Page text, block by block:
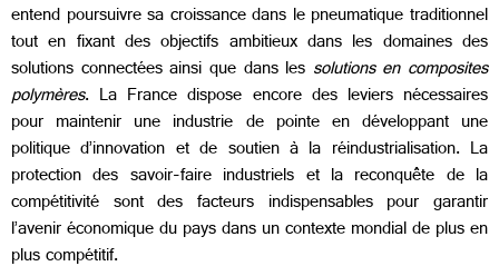
entend poursuivre sa croissance dans le pneumatique traditionnel
tout en fixant des objectifs ambitieux dans les domaines des
solutions connectées ainsi que dans les solutions en composites
polymères. La France dispose encore des leviers nécessaires
pour maintenir une industrie de pointe en développant une
politique d’innovation et de soutien à la réindustrialisation. La
protection des savoir-faire industriels et la reconquête de la
compétitivité sont des facteurs indispensables pour garantir
l’avenir économique du pays dans un contexte mondial de plus en
plus compétitif.